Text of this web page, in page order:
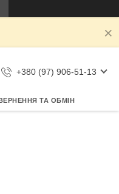
+380 (97) 906-51-13
ТА ОБМІН